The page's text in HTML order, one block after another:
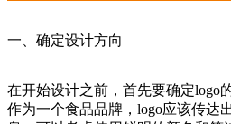
一、确定设计方向
在开始设计之前，首先要确定logo
作为一个食品品牌，logo应该传达